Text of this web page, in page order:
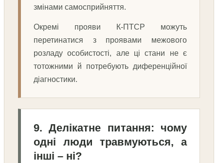
змінами самосприйняття.
Окремі прояви К-ПТСР можуть
перетинатися з проявами межового
розладу особистості, але ці стани не є
тотожними й потребують диференційної
діагностики.
9. Делікатне питання: чому
одні люди травмуються, а
інші – ні?